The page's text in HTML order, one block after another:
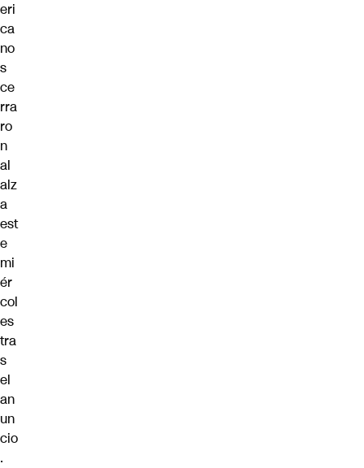
eri
ca
no
s
ce
rra
ro
n
al
alz
a
est
e
mi
ér
col
es
tra
s
el
an
un
cio
.